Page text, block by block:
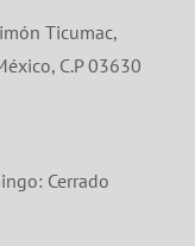
Ticumac,
C.P 03630
Cerrado